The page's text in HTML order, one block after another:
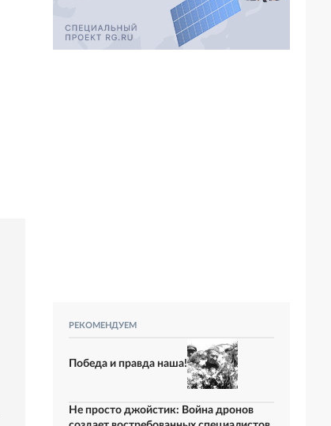
РЕКОМЕНДУЕМ
Победа и правда наша!
Не просто джойстик: Война дронов